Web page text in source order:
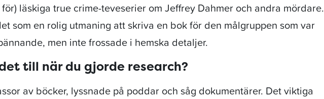
läskiga true crime-teveserier om Jeffrey Dahmer och andra mördare.
som en rolig utmaning att skriva en bok för den målgruppen som var
men inte frossade i hemska detaljer.
till när du gjorde research?
av böcker, lyssnade på poddar och såg dokumentärer. Det viktiga